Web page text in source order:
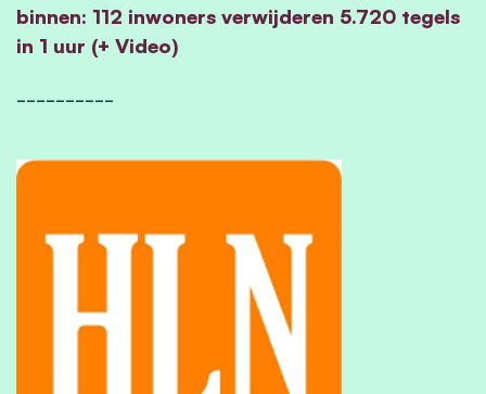
binnen: 112 inwoners verwijderen 5.720 tegels
in 1 uur (+ Video)